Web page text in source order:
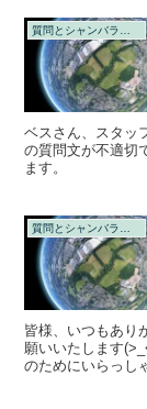
ベスさん、スタッ
の質問文が不適切
ます。
皆様、いつもあり
願いいたします
のためにいらっし
いところだと思